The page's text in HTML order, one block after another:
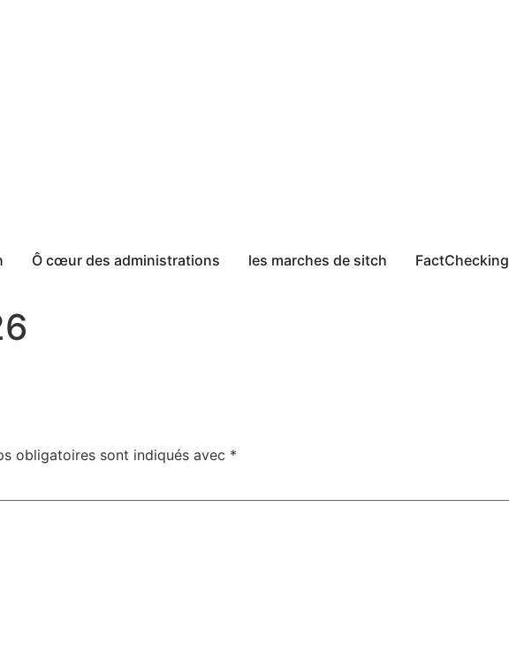
Ô cœur des administrations les marches de sitch FactChecking
obligatoires sont indiqués avec *